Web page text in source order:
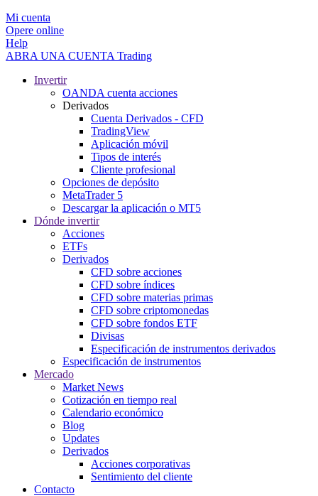
Mi cuenta
Opere online
Help
ABRA UNA CUENTA Trading
Invertir
OANDA cuenta acciones
Derivados
Cuenta Derivados - CFD
TradingView
Aplicación móvil
Tipos de interés
Cliente profesional
Opciones de depósito
MetaTrader 5
Descargar la aplicación o MT5
Dónde invertir
Acciones
ETFs
Derivados
CFD sobre acciones
CFD sobre índices
CFD sobre materias primas
CFD sobre criptomonedas
CFD sobre fondos ETF
Divisas
Especificación de instrumentos derivados
Especificación de instrumentos
Mercado
Market News
Cotización en tiempo real
Calendario económico
Blog
Updates
Derivados
Acciones corporativas
Sentimiento del cliente
Contacto